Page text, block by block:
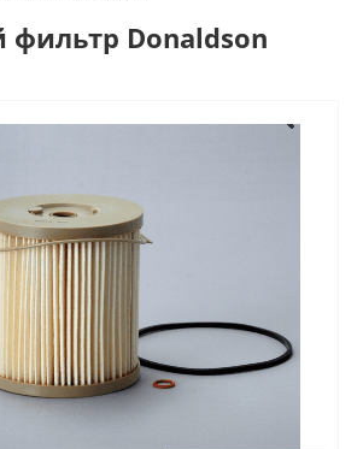
Donaldson